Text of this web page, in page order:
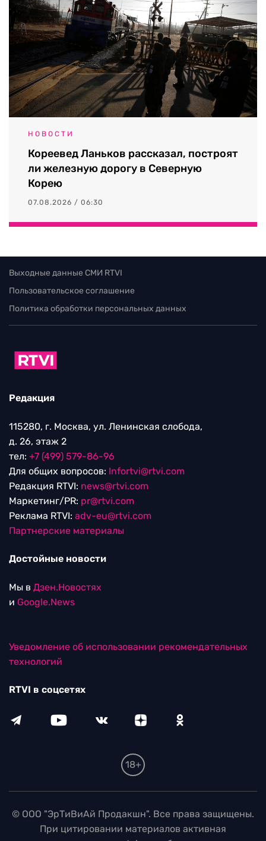
НОВОСТИ
Кореевед Ланьков рассказал, построят
ли железную дорогу в Северную
Корею
07.08.2026 / 06:30
Выходные данные СМИ RTVI
Пользовательское соглашение
Политика обработки персональных данных
Редакция
115280, г. Москва, ул. Ленинская слобода,
д. 26, этаж 2
тел: +7 (499) 579-86-96
Для общих вопросов: Infortvi@rtvi.com
Редакция RTVI: news@rtvi.com
Маркетинг/PR: pr@rtvi.com
Реклама RTVI: adv-eu@rtvi.com
Партнерские материалы
Достойные новости
Мы в Дзен.Новостях
и Google.News
Уведомление об использовании рекомендательных
технологий
RTVI в соцсетях
18+
© ООО "ЭрТиВиАй Продакшн". Все права защищены.
При цитировании материалов активная